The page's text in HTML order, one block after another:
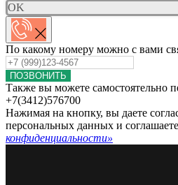
OK
По какому номеру можно с вами
ПОЗВОНИТЬ
Также вы можете самостоятельно
+7(3412)576700
Нажимая на кнопку, вы даете
персональных данных и
конфиденциальности»